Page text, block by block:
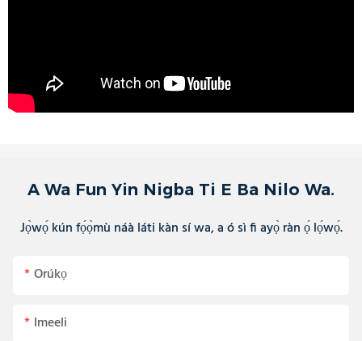
A Wa Fun Yin Nigba Ti E Ba Nilo Wa.
Jọ̀wọ́ kún fọ́ọ̀mù náà láti kàn sí wa, a ó sì fi ayọ̀ ràn ọ́ lọ́wọ́.
Orúkọ
Imeeli